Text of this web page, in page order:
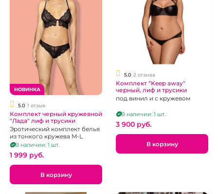
НОВИНКА
5.0 1 отзыв
Комплект черный кружевной
"Лада" лиф и трусики
Эротический комплект белья
из тонкого кружева M-L
В наличии: 1 шт.
1 999 pуб.
В корзину
5.0 2 отзыва
Комплект "Keep away"
черный, лиф и трусики
под винил и с кружевом
В наличии: 1 шт.
3 900 pуб.
В корзину